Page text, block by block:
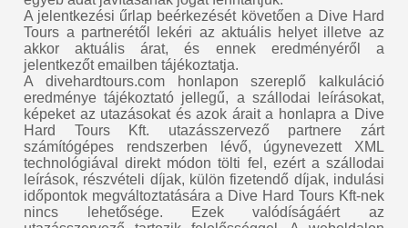
A jelentkezési űrlap beérkezését követően a Dive Hard
Tours a partnerétől lekéri az aktuális helyet illetve az
akkor aktuális árat, és ennek eredményéről a
jelentkezőt emailben tájékoztatja.
A divehardtours.com honlapon szereplő kalkuláció
eredménye tájékoztató jellegű, a szállodai leírásokat,
képeket az utazásokat és azok árait a honlapra a Dive
Hard Tours Kft. utazásszervező partnere zárt
számítógépes rendszerben lévő, úgynevezett XML
technológiával direkt módon tölti fel, ezért a szállodai
leírások, részvételi díjak, külön fizetendő díjak, indulási
időpontok megváltoztatására a Dive Hard Tours Kft-nek
nincs lehetősége. Ezek valódíságáért az